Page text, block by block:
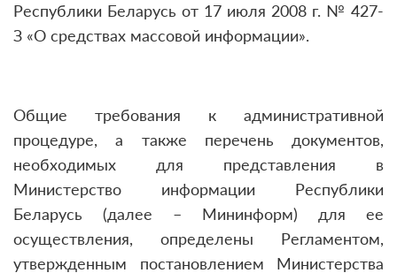
Республики Беларусь от 17 июля 2008 г. № 427-
З «О средствах массовой информации».
Общие требования к административной
процедуре, а также перечень документов,
необходимых для представления в
Министерство информации Республики
Беларусь (далее – Мининформ) для ее
осуществления, определены Регламентом,
утвержденным постановлением Министерства